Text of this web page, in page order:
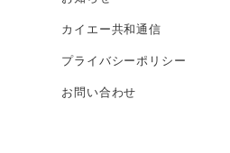
カイエー共和通信
プライバシー ポリシー
お問い合わせ